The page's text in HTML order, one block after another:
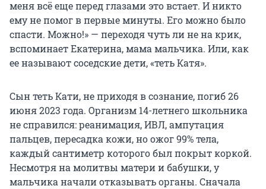
меня всё еще перед глазами это встает. И никто
ему не помог в первые минуты. Его можно было
спасти. Можно!» — переходя чуть ли не на крик,
вспоминает Екатерина, мама мальчика. Или, как
ее называют соседские дети, «теть Катя».
Сын теть Кати, не приходя в сознание, погиб 26
июня 2023 года. Организм 14-летнего школьника
не справился: реанимация, ИВЛ, ампутация
пальцев, пересадка кожи, но ожог 99% тела,
каждый сантиметр которого был покрыт коркой.
Несмотря на молитвы матери и бабушки, у
мальчика начали отказывать органы. Сначала